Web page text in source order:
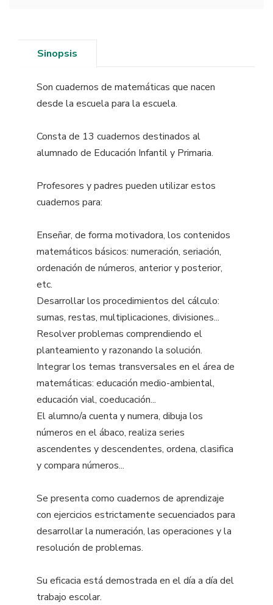
Sinopsis
Son cuadernos de matemáticas que nacen
desde la escuela para la escuela.
Consta de 13 cuadernos destinados al
alumnado de Educación Infantil y Primaria.
Profesores y padres pueden utilizar estos
cuadernos para:
Enseñar, de forma motivadora, los contenidos
matemáticos básicos: numeración, seriación,
ordenación de números, anterior y posterior,
etc.
Desarrollar los procedimientos del cálculo:
sumas, restas, multiplicaciones, divisiones...
Resolver problemas comprendiendo el
planteamiento y razonando la solución.
Integrar los temas transversales en el área de
matemáticas: educación medio-ambiental,
educación vial, coeducación...
El alumno/a cuenta y numera, dibuja los
números en el ábaco, realiza series
ascendentes y descendentes, ordena, clasifica
y compara números...
Se presenta como cuadernos de aprendizaje
con ejercicios estrictamente secuenciados para
desarrollar la numeración, las operaciones y la
resolución de problemas.
Su eficacia está demostrada en el día a día del
trabajo escolar.